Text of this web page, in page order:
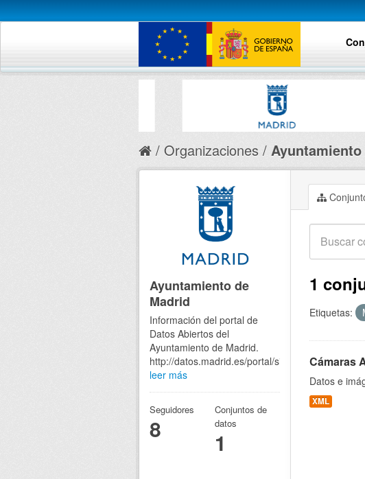
Organizaciones
1
Etiquetas:
Cámaras
Datos e
XML
Ayuntamiento de
Madrid
Información del portal de
Datos Abiertos del
Ayuntamiento de Madrid.
http://datos.madrid.es/portal/site/egob
leer más
Seguidores
8
Conjuntos de
datos
1